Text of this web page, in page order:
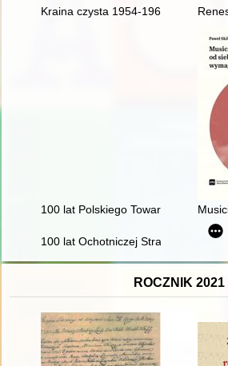
Kraina czysta 1954-1964
100 lat Polskiego Towarzystwa
100 lat Ochotniczej Straży Pożarnej
ROCZNIK 2021